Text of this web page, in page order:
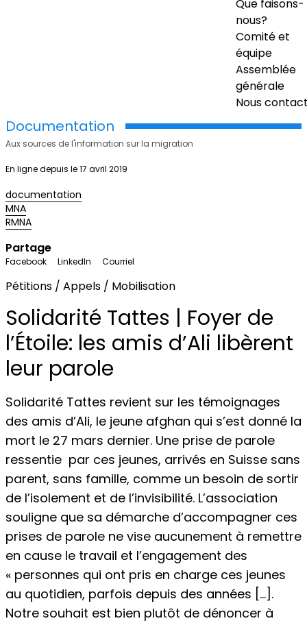
Que faisons-
nous?
Comité et
équipe
Assemblée
générale
Nous
Documentation
Aux sources de l'information sur la migration
En ligne depuis le 17 avril 2019
documentation
MNA
RMNA
Partage
Facebook LinkedIn Courriel
Pétitions / Appels / Mobilisation
Solidarité Tattes | Foyer de
l’Étoile: les amis d’Ali libèrent
leur parole
Solidarité Tattes revient sur les témoignages
des amis d’Ali, le jeune afghan qui s’est donné la
mort le 27 mars dernier. Une prise de parole
ressentie par ces jeunes, arrivés en Suisse sans
parent, sans famille, comme un besoin de sortir
de l’isolement et de l’invisibilité. L’association
souligne que sa démarche d’accompagner ces
prises de parole ne vise aucunement à remettre
en cause le travail et l’engagement des
« personnes qui ont pris en charge ces jeunes
au quotidien, parfois depuis des années […].
Notre souhait est bien plutôt de dénoncer à